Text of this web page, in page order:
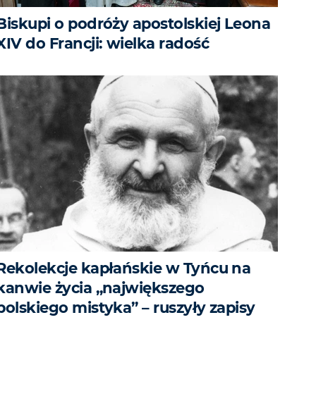
o podróży apostolskiej Leona
do Francji: wielka radość
kapłańskie w Tyńcu na
życia „największego
mistyka” – ruszyły zapisy